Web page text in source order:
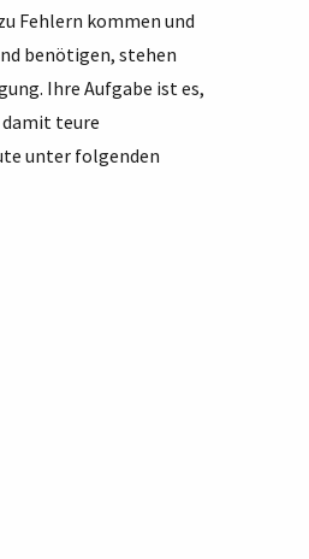
Fehlern kommen und
benötigen, stehen
Ihre Aufgabe ist es,
damit teure
unter folgenden